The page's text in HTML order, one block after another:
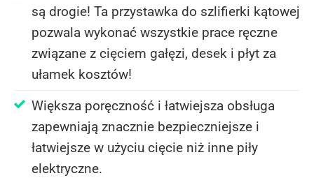
są drogie! Ta przystawka do szlifierki kątowej
pozwala wykonać wszystkie prace ręczne
związane z cięciem gałęzi, desek i płyt za
ułamek kosztów!
Większa poręczność i łatwiejsza obsługa
zapewniają znacznie bezpieczniejsze i
łatwiejsze w użyciu cięcie niż inne piły
elektryczne.